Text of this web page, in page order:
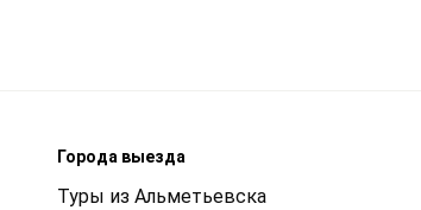
Города выезда
Туры из Альметьевска